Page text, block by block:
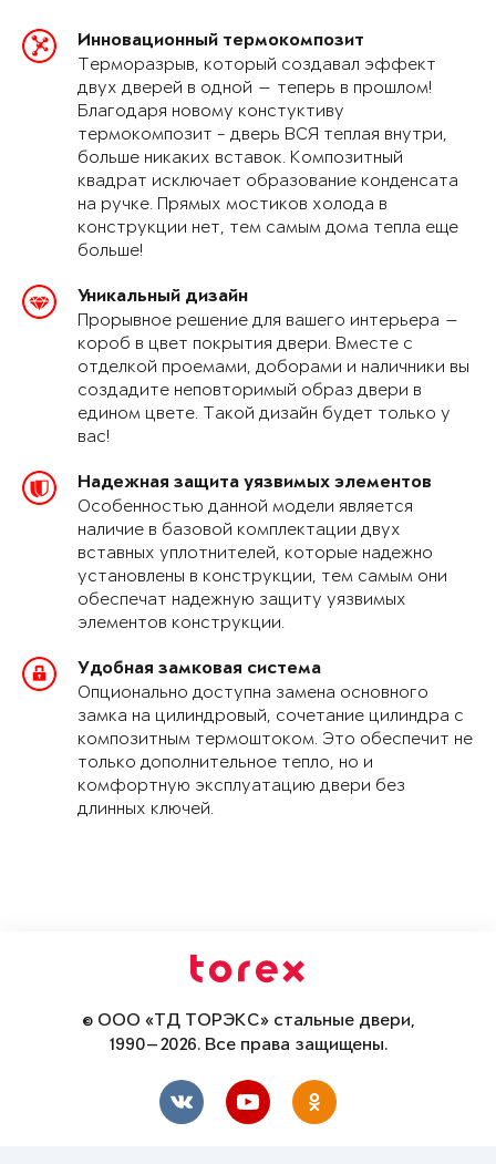
Инновационный термокомпозит
Терморазрыв, который создавал эффект
двух дверей в одной — теперь в прошлом!
Благодаря новому констуктиву
термокомпозит - дверь ВСЯ теплая внутри,
больше никаких вставок. Композитный
квадрат исключает образование конденсата
на ручке. Прямых мостиков холода в
конструкции нет, тем самым дома тепла еще
больше!
Уникальный дизайн
Прорывное решение для вашего интерьера —
короб в цвет покрытия двери. Вместе с
отделкой проемами, доборами и наличники вы
создадите неповторимый образ двери в
едином цвете. Такой дизайн будет только у
вас!
Надежная защита уязвимых элементов
Особенностью данной модели является
наличие в базовой комплектации двух
вставных уплотнителей, которые надежно
установлены в конструкции, тем самым они
обеспечат надежную защиту уязвимых
элементов конструкции.
Удобная замковая система
Опционально доступна замена основного
замка на цилиндровый, сочетание цилиндра с
композитным термоштоком. Это обеспечит не
только дополнительное тепло, но и
комфортную эксплуатацию двери без
длинных ключей.
© ООО «ТД ТОРЭКС» стальные двери,
1990—2026. Все права защищены.